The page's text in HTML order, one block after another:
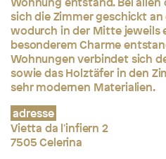
sich die Zimmer geschickt
wodurch in der Mitte jeweils
besonderem Charme
Wohnungen verbindet sich
sowie das Holztäfer in den
sehr modernen Materialien.
adresse
Vietta da l'infiern 2
7505 Celerina